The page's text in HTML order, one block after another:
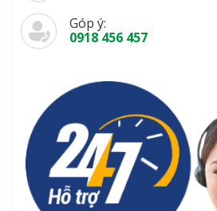
Góp ý:
0918 456 457